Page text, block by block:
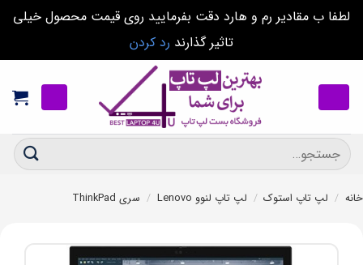
لطفا ب مقادیر رم و هارد دقت بفرمایید روی قیمت محصول خیلی
تاثیر گذارند رد کردن
content
جستجو
برای:
خانه / لپ تاپ استوک / لپ تاپ لنوو Lenovo / سری ThinkPad